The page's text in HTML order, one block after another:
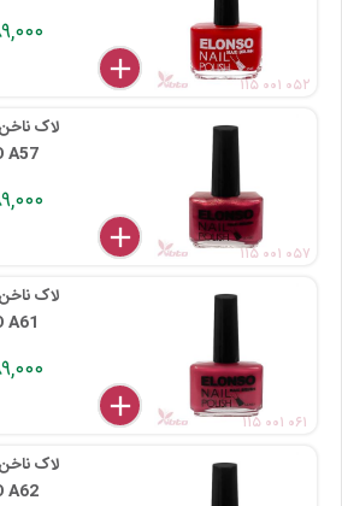
۱۸۹,۰۰۰
delete
remove
add
۱۱۵ ۰۰۱ ۰۵۲
لاک
A57
۱۸۹,۰۰۰
delete
remove
add
۱۱۵ ۰۰۱ ۰۵۷
لاک
A61
۱۸۹,۰۰۰
delete
remove
add
۱۱۵ ۰۰۱ ۰۶۱
لاک
A62